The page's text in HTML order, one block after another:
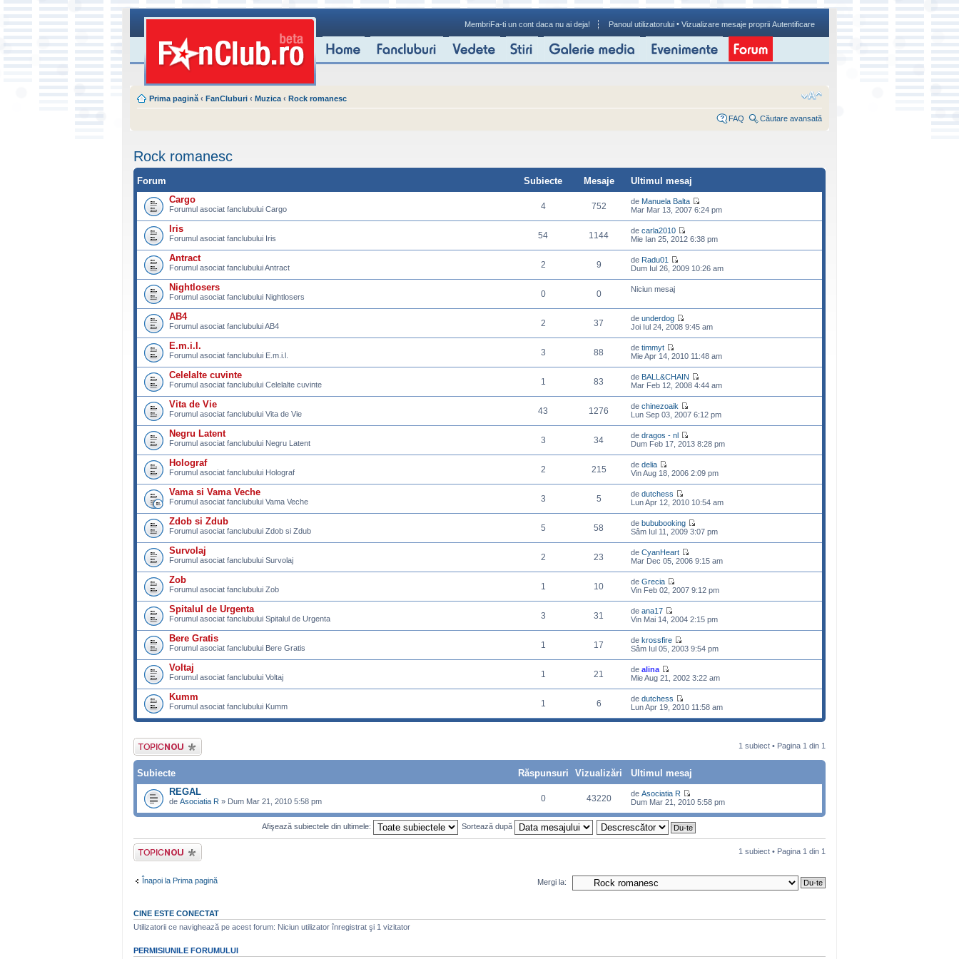
MembriFa-ti un cont daca nu ai deja! Panoul utilizatorului • Vizualizare mesaje proprii Autentificare
Prima pagină ‹ FanCluburi ‹ Muzica ‹ Rock romanesc
FAQ Căutare avansată
Rock romanesc
Forum Subiecte Mesaje
Ultimul mesaj
Cargo
Forumul asociat fanclubului Cargo 4 752 de Manuela Balta
Mar Mar 13, 2007 6:24 pm
Iris
Forumul asociat fanclubului Iris 54 1144 de carla2010
Mie Ian 25, 2012 6:38 pm
Antract
Forumul asociat fanclubului Antract 2 9 de Radu01
Dum Iul 26, 2009 10:26 am
Nightlosers
Forumul asociat fanclubului Nightlosers 0 0 Niciun mesaj
AB4
Forumul asociat fanclubului AB4 2 37 de underdog
Joi Iul 24, 2008 9:45 am
E.m.i.l.
Forumul asociat fanclubului E.m.i.l. 3 88 de timmyt
Mie Apr 14, 2010 11:48 am
Celelalte cuvinte
Forumul asociat fanclubului Celelalte cuvinte 1 83 de BALL&CHAIN
Mar Feb 12, 2008 4:44 am
Vita de Vie
Forumul asociat fanclubului Vita de Vie 43 1276 de chinezoaik
Lun Sep 03, 2007 6:12 pm
Negru Latent
Forumul asociat fanclubului Negru Latent 3 34 de dragos - nl
Dum Feb 17, 2013 8:28 pm
Holograf
Forumul asociat fanclubului Holograf 2 215 de delia
Vin Aug 18, 2006 2:09 pm
Vama si Vama Veche
Forumul asociat fanclubului Vama Veche 3 5 de dutchess
Lun Apr 12, 2010 10:54 am
Zdob si Zdub
Forumul asociat fanclubului Zdob si Zdub 5 58 de bububooking
Sâm Iul 11, 2009 3:07 pm
Survolaj
Forumul asociat fanclubului Survolaj 2 23 de CyanHeart
Mar Dec 05, 2006 9:15 am
Zob
Forumul asociat fanclubului Zob 1 10 de Grecia
Vin Feb 02, 2007 9:12 pm
Spitalul de Urgenta
Forumul asociat fanclubului Spitalul de Urgenta 3 31 de ana17
Vin Mai 14, 2004 2:15 pm
Bere Gratis
Forumul asociat fanclubului Bere Gratis 1 17 de krossfire
Sâm Iul 05, 2003 9:54 pm
Voltaj
Forumul asociat fanclubului Voltaj 1 21 de alina
Mie Aug 21, 2002 3:22 am
Kumm
Forumul asociat fanclubului Kumm 1 6 de dutchess
Lun Apr 19, 2010 11:58 am
Scrie un subiect
nou
1 subiect • Pagina 1 din 1
Subiecte Răspunsuri Vizualizări
Ultimul mesaj
REGAL
de Asociatia R » Dum Mar 21, 2010 5:58 pm 0 43220 de Asociatia R
Dum Mar 21, 2010 5:58 pm
Afişează subiectele din ultimele: Sortează după
Scrie un subiect
nou
1 subiect • Pagina 1 din 1
Înapoi la Prima pagină Mergi la:
CINE ESTE CONECTAT
Utilizatorii ce navighează pe acest forum: Niciun utilizator înregistrat şi 1 vizitator
PERMISIUNILE FORUMULUI